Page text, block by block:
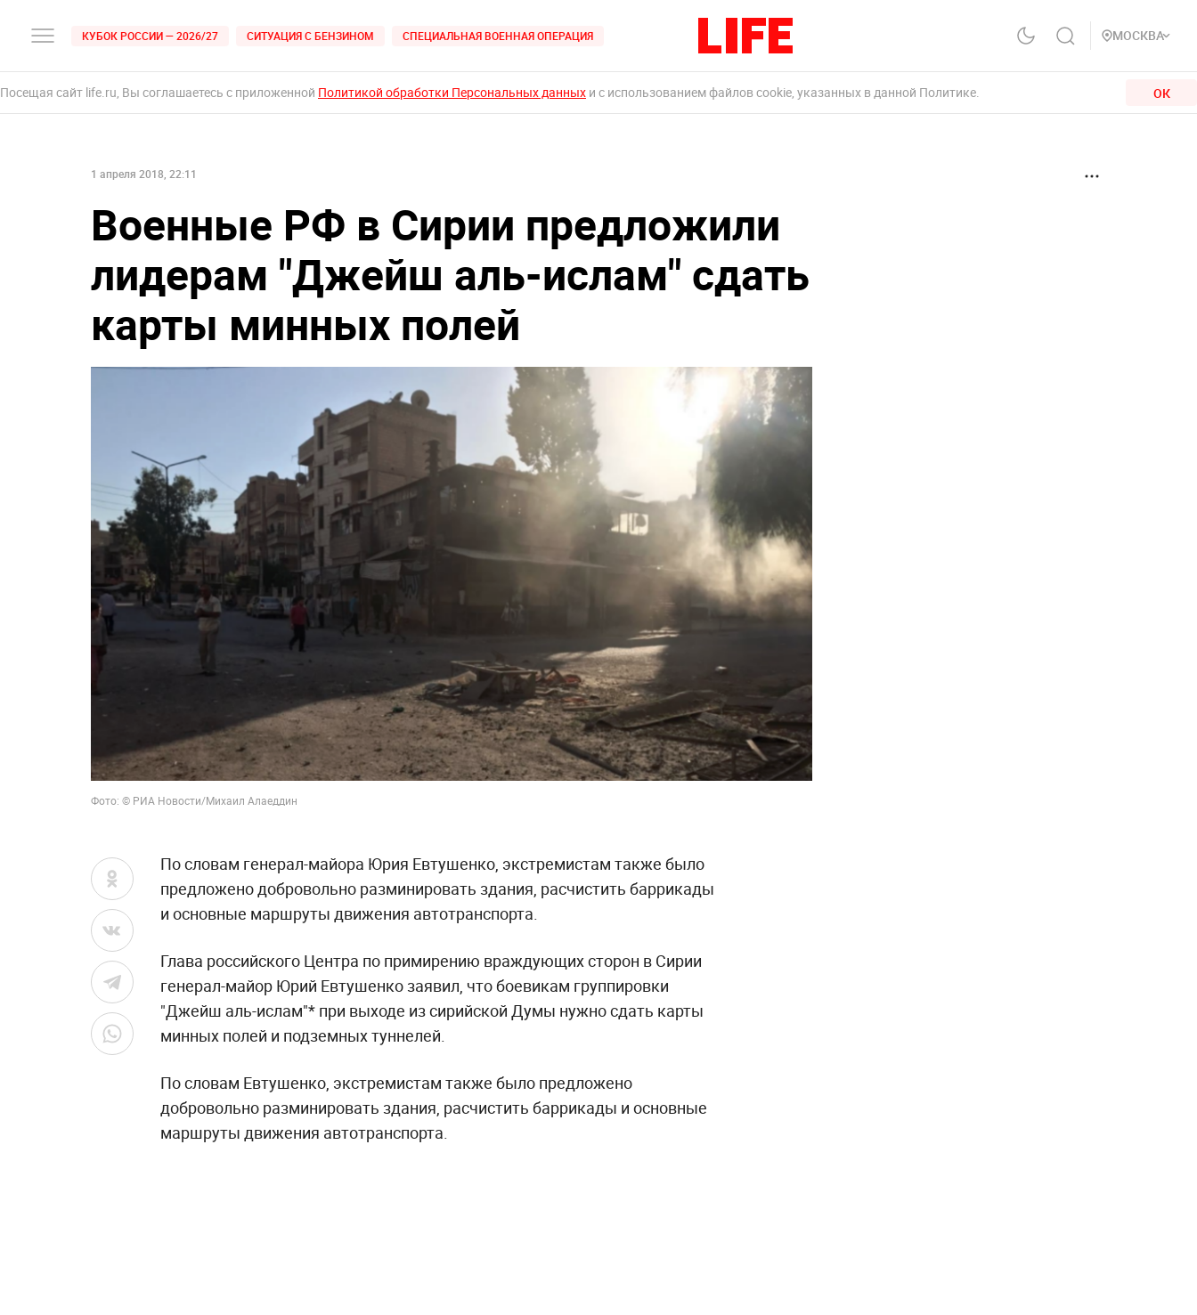
КУБОК РОССИИ — 2026/27 СИТУАЦИЯ С БЕНЗИНОМ СПЕЦИАЛЬНАЯ ВОЕННАЯ ОПЕРАЦИЯ МОСКВА
Посещая сайт life.ru, Вы соглашаетесь с приложенной Политикой обработки Персональных данных и с использованием файлов cookie, указанных в данной Политике. ОК
1 апреля 2018, 22:11
Военные РФ в Сирии предложили
лидерам "Джейш аль-ислам" сдать
карты минных полей
Фото: © РИА Новости/Михаил Алаеддин
По словам генерал-майора Юрия Евтушенко, экстремистам также было
предложено добровольно разминировать здания, расчистить баррикады
и основные маршруты движения автотранспорта.
Глава российского Центра по примирению враждующих сторон в Сирии
генерал-майор Юрий Евтушенко заявил, что боевикам группировки
"Джейш аль-ислам"* при выходе из сирийской Думы нужно сдать карты
минных полей и подземных туннелей.
По словам Евтушенко, экстремистам также было предложено
добровольно разминировать здания, расчистить баррикады и основные
маршруты движения автотранспорта.